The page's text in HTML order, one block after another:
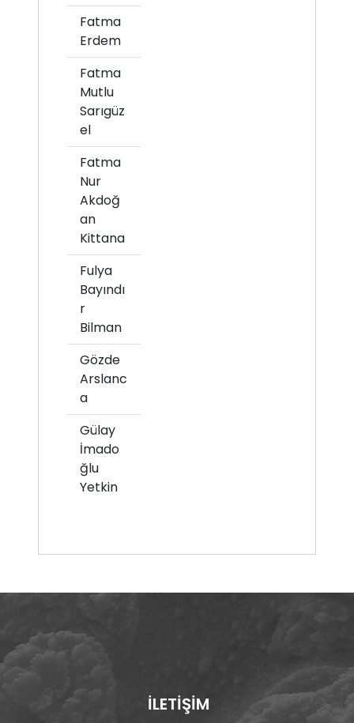
Fatma
Erdem
Fatma
Mutlu
Sarıgüz
el
Fatma
Nur
Akdoğ
an
Kittana
Fulya
Bayındı
r
Bilman
Gözde
Arslanc
a
Gülay
İmado
ğlu
Yetkin
İLETİŞİM